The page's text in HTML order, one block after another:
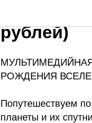
рублей)
РОЖДЕНИЯ
Попутешествуем
планеты и их